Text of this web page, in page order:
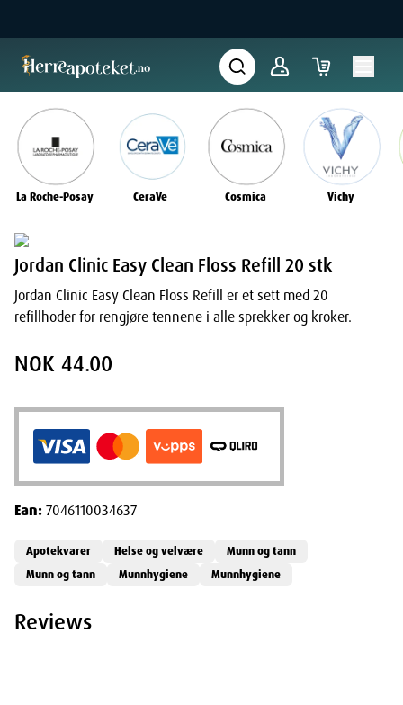
La Roche-Posay CeraVe Cosmica Vichy
Jordan Clinic Easy Clean Floss Refill 20 stk
Jordan Clinic Easy Clean Floss Refill er et sett med 20
refillhoder for rengjøre tennene i alle sprekker og kroker.
NOK 44.00
Ean:7046110034637
Apotekvarer Helse og velvære
Munn og tann
Munn og tann
Munnhygiene Munnhygiene
Reviews